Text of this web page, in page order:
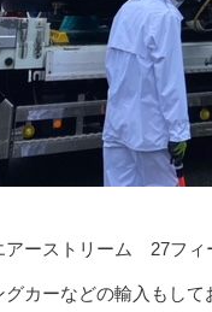
ーストリーム 27フィ
ーなどの輸入もして